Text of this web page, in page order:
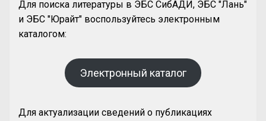
Для поиска литературы в ЭБС СибАДИ, ЭБС "Лань"
и ЭБС "Юрайт" воспользуйтесь электронным
каталогом:
Электронный каталог
Для актуализации сведений о публикациях